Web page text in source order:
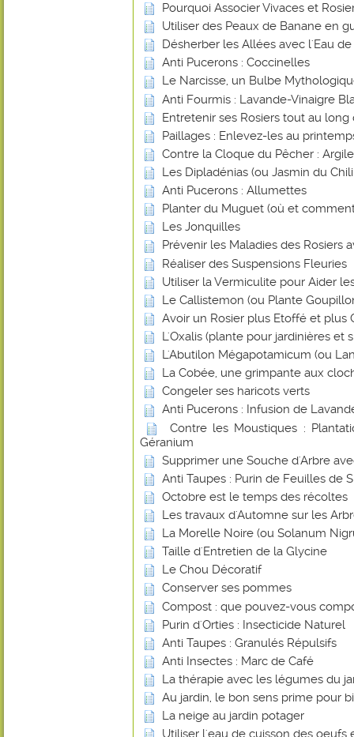
Pourquoi Associer Vivaces et
Utiliser des Peaux de Banane en
Désherber les Allées avec l'Eau
Anti Pucerons : Coccinelles
Le Narcisse, un Bulbe
Anti Fourmis : Lavande-Vinaigre
Entretenir ses Rosiers tout au long
Paillages : Enlevez-les au
Contre la Cloque du Pêcher : Argile
Les Dipladénias (ou Jasmin du
Anti Pucerons : Allumettes
Planter du Muguet (où et
Les Jonquilles
Prévenir les Maladies des Rosiers
Réaliser des Suspensions Fleuries
Utiliser la Vermiculite pour Aider
Le Callistemon (ou Plante
Avoir un Rosier plus Etoffé et plus
L'Oxalis (plante pour jardinières et
L'Abutilon Mégapotamicum (ou
La Cobée, une grimpante aux
Congeler ses haricots verts
Anti Pucerons : Infusion de
Contre les Moustiques :
Géranium
Supprimer une Souche d'Arbre
Anti Taupes : Purin de Feuilles de
Octobre est le temps des récoltes
Les travaux d'Automne sur les
La Morelle Noire (ou Solanum
Taille d'Entretien de la Glycine
Le Chou Décoratif
Conserver ses pommes
Compost : que pouvez-vous
Purin d'Orties : Insecticide Naturel
Anti Taupes : Granulés Répulsifs
Anti Insectes : Marc de Café
La thérapie avec les légumes du
Au jardin, le bon sens prime pour
La neige au jardin potager
Utiliser l'eau de cuisson des oeufs